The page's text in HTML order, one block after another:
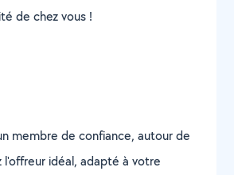
de chez vous !
membre de confiance, autour de
idéal, adapté à votre